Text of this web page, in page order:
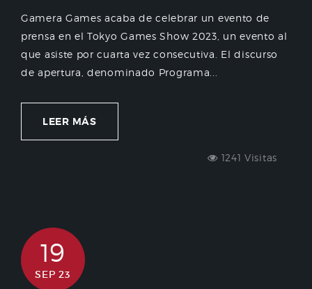
Gamera Games acaba de celebrar un evento de
prensa en el Tokyo Games Show 2023, un evento al
que asiste por cuarta vez consecutiva. El discurso
de apertura, denominado Programa...
LEER MÁS
1241 Visitas
19
SEP 23